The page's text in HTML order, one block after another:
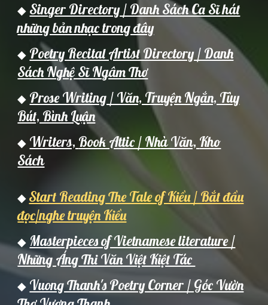
◆ Singer Directory / Danh Sách Ca Sĩ hát
những bản nhạc trong đây
◆ Poetry Recital Artist Directory / Danh
Sách Nghệ Sĩ Ngâm Thơ
◆ Prose Writing / Văn, Truyện Ngắn, Tùy
Bút, Bình Luận
◆ Writers, Book Attic / Nhà Văn, Kho
Sách
◆ Start Reading The Tale of Kiều / Bắt đầu
đọc/nghe truyện Kiều
◆ Masterpieces of Vietnamese literature /
Những Áng Thi Văn Việt Kiệt Tác
◆ Vuong Thanh's Poetry Corner / Góc Vườn